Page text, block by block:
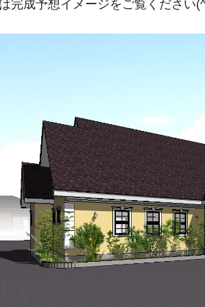
完成予想イメージをご覧ください